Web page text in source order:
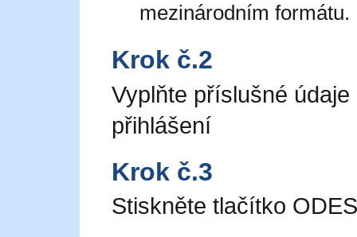
mezinárodním
Krok č.2
Vyplňte příslušné
přihlášení
Krok č.3
Stiskněte tlačítko